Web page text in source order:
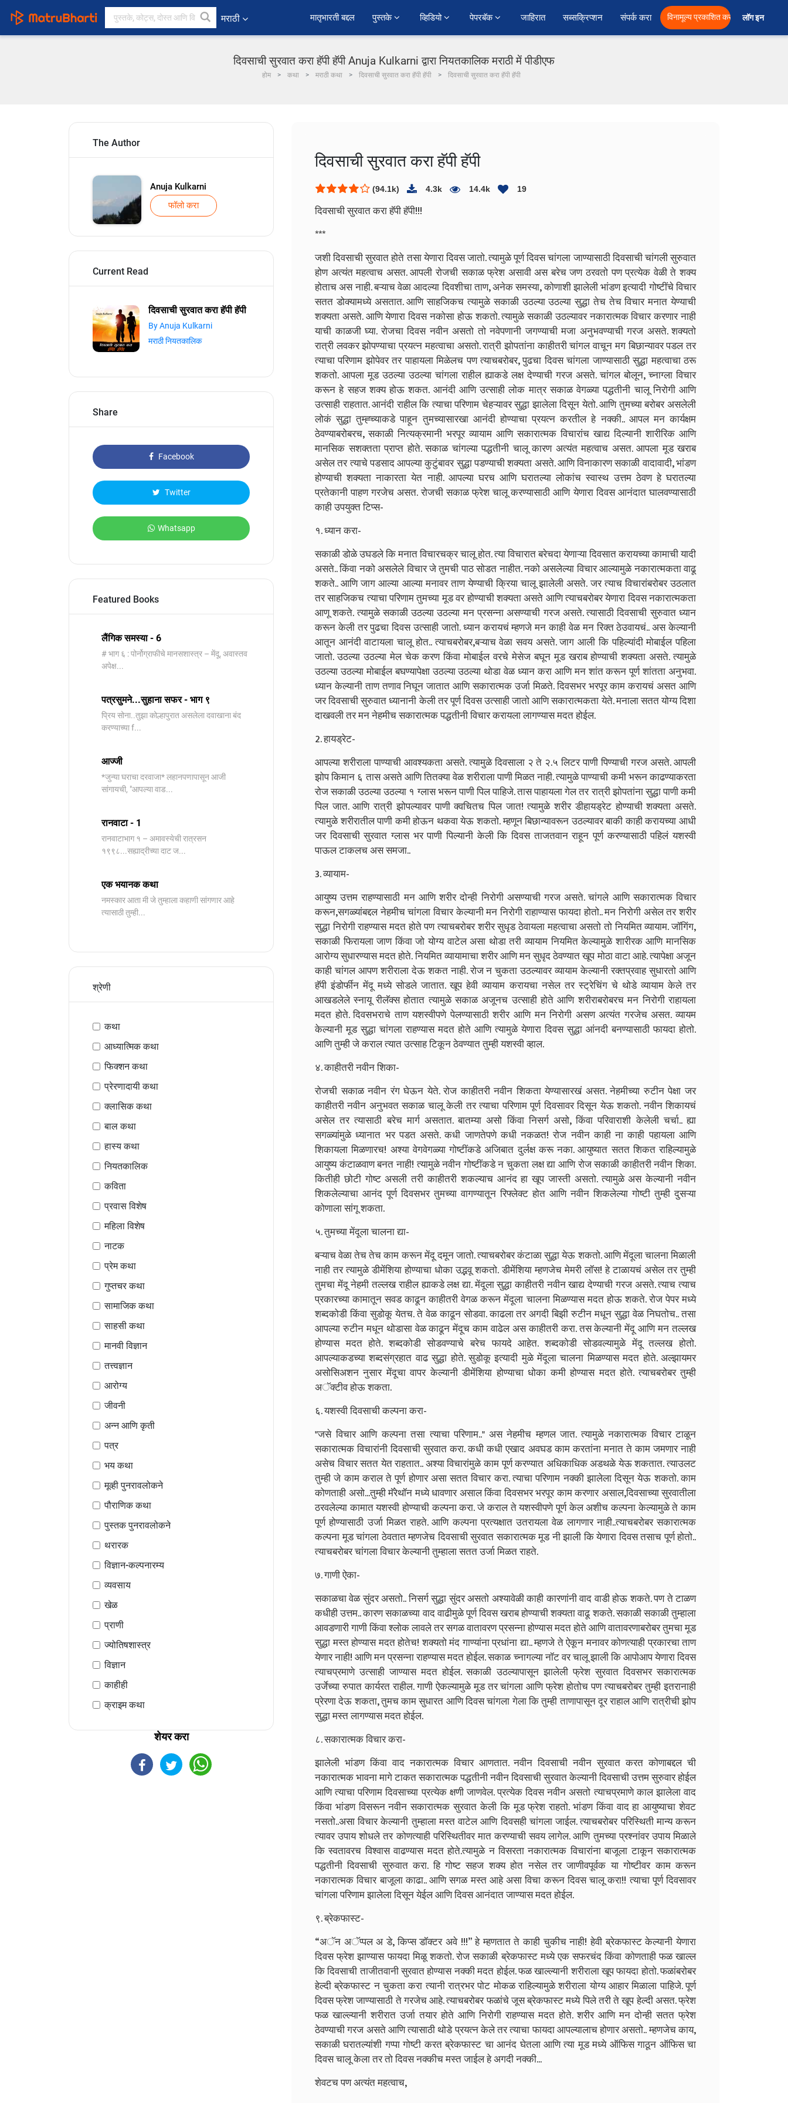
मराठी ﻿मातृभारती बद्दल पुस्तके व्हिडियो पेपरबॅक जाहिरात सब्सक्रिप्शन संपर्क करा विनामूल्य प्रकाशित करा लॉग इन
दिवसाची सुरवात करा हॅपी हॅपी Anuja Kulkarni द्वारा नियतकालिक मराठी में पीडीएफ
होम कथा मराठी कथा दिवसाची सुरवात करा हॅपी हॅपी दिवसाची सुरवात करा हॅपी हॅपी
The Author
Anuja Kulkarni
फॉलो करा
Current Read
दिवसाची सुरवात करा हॅपी हॅपी
By Anuja Kulkarni
मराठी नियतकालिक
Share
Facebook
Twitter
Whatsapp
Featured Books
लैंगिक समस्या - 6
# भाग ६ : पोर्नोग्राफीचे मानसशास्त्र – मेंदू, अवास्तव
अपेक्ष...
पत्रसुमने...सुहाना सफर - भाग ९
प्रिय सोना..तुझा कोल्हापुरात असलेला दवाखाना बंद
करण्याच्या f...
आज्जी
*जुन्या घराचा दरवाजा* लहानपणापासून आजी
सांगायची, "आपल्या वाड...
रानवाटा - 1
रानवाटाभाग १ – अमावस्येची रात्रसन
१९९८...सह्याद्रीच्या दाट ज...
एक भयानक कथा
नमस्कार आता मी जे तुम्हाला कहाणी सांगणार आहे
त्यासाठी तुम्ही...
श्रेणी
कथा
आध्यात्मिक कथा
फिक्शन कथा
प्रेरणादायी कथा
क्लासिक कथा
बाल कथा
हास्य कथा
नियतकालिक
कविता
प्रवास विशेष
महिला विशेष
नाटक
प्रेम कथा
गुप्तचर कथा
सामाजिक कथा
साहसी कथा
मानवी विज्ञान
तत्त्वज्ञान
आरोग्य
जीवनी
अन्न आणि कृती
पत्र
भय कथा
मूव्ही पुनरावलोकने
पौराणिक कथा
पुस्तक पुनरावलोकने
थरारक
विज्ञान-कल्पनारम्य
व्यवसाय
खेळ
प्राणी
ज्योतिषशास्त्र
विज्ञान
काहीही
क्राइम कथा
शेयर करा
दिवसाची सुरवात करा हॅपी हॅपी
(94.1k) 4.3k 14.4k 19
दिवसाची सुरवात करा हॅपी हॅपी!!!
***
जशी दिवसाची सुरवात होते तसा येणारा दिवस जातो. त्यामुळे पूर्ण दिवस चांगला जाण्यासाठी दिवसाची चांगली सुरुवात
होण अत्यंत महत्वाच असत. आपली रोजची सकाळ फ्रेश असावी अस बरेच जण ठरवतो पण प्रत्येक वेळी ते शक्य
होताच अस नाही. बऱ्याच वेळा आदल्या दिवशीचा ताण, अनेक समस्या, कोणाशी झालेली भांडण इत्यादी गोष्टींचे विचार
सतत डोक्यामध्ये असतात. आणि साहजिकच त्यामुळे सकाळी उठल्या उठल्या सुद्धा तेच तेच विचार मनात येण्याची
शक्यता असते. आणि येणारा दिवस नकोसा होऊ शकतो. त्यामुळे सकाळी उठल्यावर नकारात्मक विचार करणार नाही
याची काळजी घ्या. रोजचा दिवस नवीन असतो तो नवेपणानी जगण्याची मजा अनुभवण्याची गरज असते. शक्यतो
रात्री लवकर झोपण्याचा प्रयत्न महत्वाचा असतो. रात्री झोपतांना काहीतरी चांगल वाचून मग बिछान्यावर पडल तर
त्याचा परिणाम झोपेवर तर पाहायला मिळेलच पण त्याचबरोबर, पुढचा दिवस चांगला जाण्यासाठी सुद्धा महत्वाचा ठरू
शकतो. आपला मूड उठल्या उठल्या चांगला राहील ह्याकडे लक्ष देण्याची गरज असते. चांगल बोलून, च्नाग्ला विचार
करून हे सहज शक्य होऊ शकत. आनंदी आणि उत्साही लोक मात्र सकाळ वेगळ्या पद्धतीनी चालू निरोगी आणि
उत्साही राहतात. आनंदी राहील कि त्याचा परिणाम चेहऱ्यावर सुद्धा झालेला दिसून येतो. आणि तुमच्या बरोबर असलेली
लोकं सुद्धा तुम्ह्च्याकडे पाहून तुमच्यासारखा आनंदी होण्याचा प्रयत्न करतील हे नक्की.. आपल मन कार्यक्षम
ठेवण्याबरोबरच, सकाळी नित्यक्रमानी भरपूर व्यायाम आणि सकारात्मक विचारांच खाद्य दिल्यानी शारीरिक आणि
मानसिक सशक्तता प्राप्त होते. सकाळ चांगल्या पद्धतीनी चालू कारण अत्यंत महत्वाच असत. आपला मूड खराब
असेल तर त्याचे पडसाद आपल्या कुटुंबावर सुद्धा पडण्याची शक्यता असते. आणि विनाकारण सकाळी वादावादी, भांडण
होण्याची शक्यता नाकारता येत नाही. आपल्या घरच आणि घरातल्या लोकांच स्वास्थ उत्तम ठेवण हे घरातल्या
प्रतेकानी पाहण गरजेच असत. रोजची सकाळ फ्रेश चालू करण्यासाठी आणि येणारा दिवस आनंदात घालवण्यासाठी
काही उपयुक्त टिप्स-
१. ध्यान करा-
सकाळी डोळे उघडले कि मनात विचारचक्र चालू होत. त्या विचारात बरेचदा येणाऱ्या दिवसात करायच्या कामाची यादी
असते.. किंवा नको असलेले विचार जे तुमची पाठ सोडत नाहीत. नको असलेल्या विचार आल्यामुळे नकारात्मकता वाढू
शकते.. आणि जाग आल्या आल्या मनावर ताण येण्याची क्रिया चालू झालेली असते. जर त्याच विचारांबरोबर उठलात
तर साहजिकच त्याचा परिणाम तुमच्या मूड वर होण्याची शक्यता असते आणि त्याचबरोबर येणारा दिवस नकारात्मकता
आणू शकते. त्यामुळे सकाळी उठल्या उठल्या मन प्रसन्ना असण्याची गरज असते. त्यासाठी दिवसाची सुरुवात ध्यान
करून केली तर पुढचा दिवस उत्साही जातो. ध्यान करायचं म्हणजे मन काही वेळ मन रिक्त ठेउवायचं.. अस केल्यानी
आतून आनंदी वाटायला चालू होत.. त्याचबरोबर,बऱ्याच वेळा सवय असते. जाग आली कि पहिल्यांदी मोबाईल पहिला
जातो. उठल्या उठल्या मेल चेक करण किंवा मोबाईल वरचे मेसेज बघून मूड खराब होण्याची शक्यता असते. त्यामुळे
उठल्या उठल्या मोबाईल बघण्यापेक्षा उठल्या उठल्या थोडा वेळ ध्यान करा आणि मन शांत करून पूर्ण शांतता अनुभवा.
ध्यान केल्यानी ताण तणाव निघून जातात आणि सकारात्मक उर्जा मिळते. दिवसभर भरपूर काम करायचं असत आणि
जर दिवसाची सुरुवात ध्यानानी केली तर पूर्ण दिवस उत्साही जातो आणि सकारात्मकता येते. मनाला सतत योग्य दिशा
दाखवली तर मन नेहमीच सकारात्मक पद्धतीनी विचार करायला लागण्यास मदत होईल.
2. हायड्रेट-
आपल्या शरीराला पाण्याची आवश्यकता असते. त्यामुळे दिवसाला २ ते २.५ लिटर पाणी पिण्याची गरज असते. आपली
झोप किमान ६ तास असते आणि तितक्या वेळ शरीराला पाणी मिळत नाही. त्यामुळे पाण्याची कमी भरून काढण्याकरता
रोज सकाळी उठल्या उठल्या १ ग्लास भरून पाणी पिल पाहिजे. तास पाहायला गेल तर रात्री झोपतांना सुद्धा पाणी कमी
पिल जात. आणि रात्री झोपल्यावर पाणी क्वचितच पिल जात! त्यामुळे शरीर डीहायड्रेट होण्याची शक्यता असते.
त्यामुळे शरीरातील पाणी कमी होऊन थकवा येऊ शकतो. म्हणून बिछान्यावरून उठल्यावर बाकी काही करायच्या आधी
जर दिवसाची सुरवात ग्लास भर पाणी पिल्यानी केली कि दिवस ताजतवान राहून पूर्ण करण्यासाठी पहिलं यशस्वी
पाऊल टाकलच अस समजा..
3. व्यायाम-
आयुष्य उत्तम राहण्यासाठी मन आणि शरीर दोन्ही निरोगी असण्याची गरज असते. चांगले आणि सकारात्मक विचार
करून,सगळ्यांबद्दल नेहमीच चांगला विचार केल्यानी मन निरोगी राहाण्यास फायदा होतो.. मन निरोगी असेल तर शरीर
सुद्धा निरोगी राहण्यास मदत होते पण त्याचबरोबर शरीर सुधृड ठेवायला महत्वाचा असतो तो नियमित व्यायाम. जॉगिंग,
सकाळी फिरायला जाण किंवा जो योग्य वाटेल असा थोडा तरी व्यायाम नियमित केल्यामुळे शारीरक आणि मानसिक
आरोग्य सुधारण्यास मदत होते. नियमित व्यायामाचा शरीर आणि मन सुधृद ठेवण्यात खूप मोठा वाटा आहे. त्यापेक्षा अजून
काही चांगल आपण शरीराला देऊ शकत नाही. रोज न चुकता उठल्यावर व्यायाम केल्यानी रक्तप्रवाह सुधारतो आणि
हॅपी इंडोर्फीन मेंदू मध्ये सोडले जातात. खूप हेवी व्यायाम करायचा नसेल तर स्ट्रेचिंग चे थोडे व्यायाम केले तर
आखडलेले स्नायू रीलॅक्स होतात त्यामुळे सकाळ अजूनच उत्साही होते आणि शरीराबरोबरच मन निरोगी राहायला
मदत होते. दिवसभराचे ताण यशस्वीपणे पेलण्यासाठी शरीर आणि मन निरोगी असण अत्यंत गरजेच असत. व्यायम
केल्यानी मूड सुद्धा चांगला राहण्यास मदत होते आणि त्यामुळे येणारा दिवस सुद्धा आंनदी बनण्यासाठी फायदा होतो.
आणि तुम्ही जे कराल त्यात उत्साह टिकून ठेवण्यात तुम्ही यशस्वी व्हाल.
४. काहीतरी नवीन शिका-
रोजची सकाळ नवीन रंग घेऊन येते. रोज काहीतरी नवीन शिकता येण्यासारखं असत. नेहमीच्या रुटीन पेक्षा जर
काहीतरी नवीन अनुभवत सकाळ चालू केली तर त्याचा परिणाम पूर्ण दिवसावर दिसून येऊ शकतो. नवीन शिकायचं
असेल तर त्यासाठी बरेच मार्ग असतात. बातम्या असो किंवा निसर्ग असो, किंवा परिवाराशी केलेली चर्चा.. ह्या
सगळ्यांमुळे ध्यानात भर पडत असते. कधी जाणतेपणे कधी नकळत! रोज नवीन काही ना काही पहायला आणि
शिकायला मिळणारच! अश्या वेगवेगळ्या गोष्टींकडे अजिबात दुर्लक्ष करू नका. आयुष्यात सतत शिकत राहिल्यामुळे
आयुष्य कंटाळवाण बनत नाही! त्यामुळे नवीन गोष्टींकडे न चुकता लक्ष द्या आणि रोज सकाळी काहीतरी नवीन शिका.
कितीही छोटी गोष्ट असली तरी काहीतरी शकल्याच आनंद हा खूप जास्ती असतो. त्यामुळे अस केल्यानी नवीन
शिकलेल्याचा आनंद पूर्ण दिवसभर तुमच्या वागण्यातून रिफ्लेक्ट होत आणि नवीन शिकलेल्या गोष्टी तुम्ही दुसऱ्या
कोणाला सांगू शकता.
५. तुमच्या मेंदूला चालना द्या-
बऱ्याच वेळा तेच तेच काम करून मेंदू दमून जातो. त्याचबरोबर कंटाळा सुद्धा येऊ शकतो. आणि मेंदूला चालना मिळाली
नाही तर त्यामुळे डीमेंशिया होण्याचा धोका उद्भवू शकतो. डीमेंशिया म्हणजेच मेमरी लॉस! हे टाळायचं असेल तर तुम्ही
तुमचा मेंदू नेहमी तल्लख राहील ह्याकडे लक्ष द्या. मेंदूला सुद्धा काहीतरी नवीन खाद्य देण्याची गरज असते. त्याच त्याच
प्रकारच्या कामातून सवड काढून काहीतरी वेगळ करून मेंदूला चालना मिळण्यास मदत होऊ शकते. रोज पेपर मध्ये
शब्दकोडी किंवा सुडोकू येतच. ते वेळ काढून सोडवा. काढला तर अगदी बिझी रुटीन मधून सुद्धा वेळ निघतोच.. तसा
आपल्या रुटीन मधून थोडासा वेळ काढून मेंदूच काम वाढेल अस काहीतरी करा. तस केल्यानी मेंदू आणि मन तल्लख
होण्यास मदत होते. शब्दकोडी सोडवण्याचे बरेच फायदे आहेत. शब्दकोडी सोडवल्यामुळे मेंदू तल्लख होतो.
आपल्याकडच्या शब्दसंग्रहात वाढ सुद्धा होते. सुडोकू इत्यादी मुळे मेंदूला चालना मिळण्यास मदत होते. अल्झायमर
असोसिअशन नुसार मेंदूचा वापर केल्यानी डीमेंशिया होण्याचा धोका कमी होण्यास मदत होते. त्याचबरोबर तुम्ही
अॅक्टीव होऊ शकता.
६. यशस्वी दिवसाची कल्पना करा-
"जसे विचार आणि कल्पना तसा त्याचा परिणाम.." अस नेहमीच म्हणल जात. त्यामुळे नकारात्मक विचार टाळून
सकारात्मक विचारांनी दिवसाची सुरवात करा. कधी कधी एखाद अवघड काम करतांना मनात ते काम जमणार नाही
असेच विचार सतत येत राहतात.. अश्या विचारांमुळे काम पूर्ण करण्यात अधिकाधिक अडथळे येऊ शकतात. त्याउलट
तुम्ही जे काम कराल ते पूर्ण होणार असा सतत विचार करा. त्याचा परिणाम नक्की झालेला दिसून येऊ शकतो. काम
कोणताही असो...तुम्ही मॅरेथॉन मध्ये धावणार असाल किंवा दिवसभर भरपूर काम करणार असाल,दिवसाच्या सुरवातीला
ठरवलेल्या कामात यशस्वी होण्याची कल्पना करा. जे कराल ते यशस्वीपणे पूर्ण केल अशीच कल्पना केल्यामुळे ते काम
पूर्ण होण्यासाठी उर्जा मिळत राहते. आणि कल्पना प्रत्यक्षात उतरायला वेळ लागणार नाही..त्याचबरोबर सकारात्मक
कल्पना मूड चांगला ठेवतात म्हणजेच दिवसाची सुरवात सकारात्मक मूड नी झाली कि येणारा दिवस तसाच पूर्ण होतो..
त्याचबरोबर चांगला विचार केल्यानी तुम्हाला सतत उर्जा मिळत राहते.
७. गाणी ऐका-
सकाळचा वेळ सुंदर असतो.. निसर्ग सुद्धा सुंदर असतो अश्यावेळी काही कारणांनी वाद वाडी होऊ शकते. पण ते टाळण
कधीही उत्तम.. कारण सकाळच्या वाद वाढीमुळे पूर्ण दिवस खराब होण्याची शक्यता वाढू शकते. सकाळी सकाळी तुम्हाला
आवडणारी गाणी किंवा श्लोक लावले तर सगळ वातावरण प्रसन्ना होण्यास मदत होते आणि वातावरणाबरोबर तुमचा मूड
सुद्धा मस्त होण्यास मदत होतेच! शक्यतो मंद गाण्यांना प्रधांना द्या.. म्हणजे ते ऐकून मनावर कोणत्याही प्रकारचा ताण
येणार नाही! आणि मन प्रसन्ना राहण्यास मदत होईल. सकाळ च्नागल्या नॉट वर चालू झाली कि आपोआप येणारा दिवस
त्याचप्रमाणे उत्साही जाण्यास मदत होईल. सकाळी उठल्यापासून झालेली फ्रेश सुरवात दिवसभर सकारात्मक
उर्जेच्या रुपात कार्यरत राहील. गाणी ऐकल्यामुळे मूड तर चांगला आणि फ्रेश होतोच पण त्याचबरोबर तुम्ही इतरानाही
प्रेरणा देऊ शकता, तुमच काम सुधारत आणि दिवस चांगला गेला कि तुम्ही ताणापासून दूर राहाल आणि रात्रीची झोप
सुद्धा मस्त लागण्यास मदत होईल.
८. सकारात्मक विचार करा-
झालेली भांडण किंवा वाद नकारात्मक विचार आणतात. नवीन दिवसाची नवीन सुरवात करत कोणाबद्दल ची
नकारात्मक भावना मागे टाकत सकारात्मक पद्धतीनी नवीन दिवसाची सुरवात केल्यानी दिवसाची उत्तम सुरुवार होईल
आणि त्याचा परिणाम दिवसाच्या प्रत्येक क्षणी जाणवेल. प्रत्येक दिवस नवीन असतो त्याचप्रमाणे काल झालेला वाद
किंवा भांडण विसरून नवीन सकारात्मक सुरवात केली कि मूड फ्रेश राहतो. भांडण किंवा वाद हा आयुष्याचा शेवट
नसतो..असा विचार केल्यानी तुम्हाला मस्त वाटेल आणि दिवसही चांगला जाईल. त्याचबरोबर परिस्थिती मान्य करून
त्यावर उपाय शोधले तर कोणत्याही परिस्थितीवर मात करण्याची सवय लागेल. आणि तुमच्या प्रश्नांवर उपाय मिळाले
कि स्वतावरच विश्वास वाढण्यास मदत होते.त्यामुळे न विसरता नकारात्मक विचारांना बाजूला टाकून सकारात्मक
पद्धतीनी दिवसाची सुरुवात करा. हि गोष्ट सहज शक्य होत नसेल तर जाणीवपूर्वक या गोष्टीवर काम करून
नकारात्मक विचार बाजूला काढा.. आणि सगळ मस्त आहे असा विचा करून दिवस चालू करा!! त्याचा पूर्ण दिवसावर
चांगला परिणाम झालेला दिसून येईल आणि दिवस आनंदात जाण्यास मदत होईल.
९. ब्रेकफास्ट-
“अॅन अॅप्पल अ डे, किप्स डॉक्टर अवे !!!” हे म्हणतात ते काही चुकीच नाही! हेवी ब्रेकफास्ट केल्यानी येणारा
दिवस फ्रेश झाण्यास फायदा मिळू शकतो. रोज सकाळी ब्रेकफास्ट मध्ये एक सफरचंद किंवा कोणताही फळ खाल्ल
कि दिवसाची ताजीतवानी सुरवात होण्यास नक्की मदत होईल. फळ खाल्ल्यानी शरीराला खूप फायदा होतो. फळांबरोबर
हेल्दी ब्रेकफास्ट न चुकता करा त्यानी रात्रभर पोट मोकळ राहिल्यामुळे शरीराला योग्य आहार मिळाला पाहिजे. पूर्ण
दिवस फ्रेश जाण्यासाठी ते गरजेच आहे. त्याचबरोबर फळांचे जूस ब्रेकफास्ट मध्ये पिले तरी ते खूप हेल्दी असत. फ्रेश
फळ खाल्ल्यानी शरीरात उर्जा तयार होते आणि निरोगी राहण्यास मदत होते. शरीर आणि मन दोन्ही सतत फ्रेश
ठेवण्याची गरज असते आणि त्यासाठी थोडे प्रयत्न केले तर त्याचा फायदा आपल्यालाच होणार असतो.. म्हणजेच काय,
सकाळी घरातल्यांशी गप्पा गोष्टी करत ब्रेकफास्ट चा आनंद घेतला आणि त्या मूड मध्ये ऑफिस गाठून ऑफिस चा
दिवस चालू केला तर तो दिवस नक्कीच मस्त जाईल हे अगदी नक्की...
शेवटच पण अत्यंत महत्वाच,